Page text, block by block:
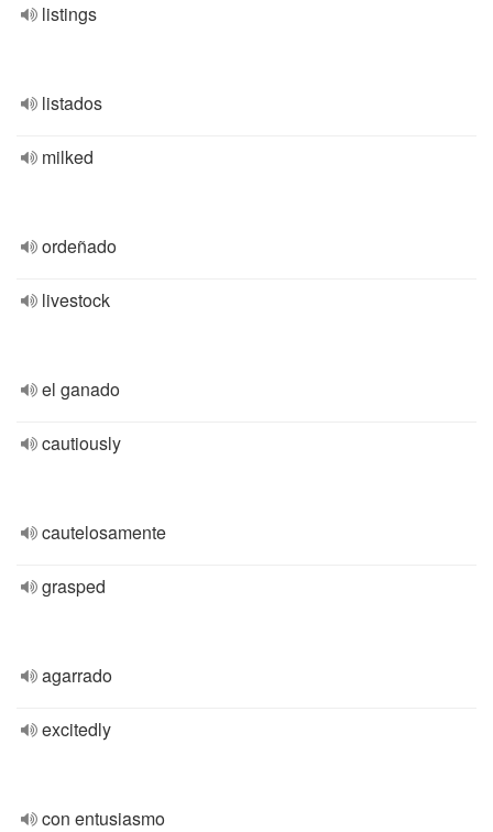
listings
listados
milked
ordeñado
livestock
el ganado
cautiously
cautelosamente
grasped
agarrado
excitedly
con entusiasmo